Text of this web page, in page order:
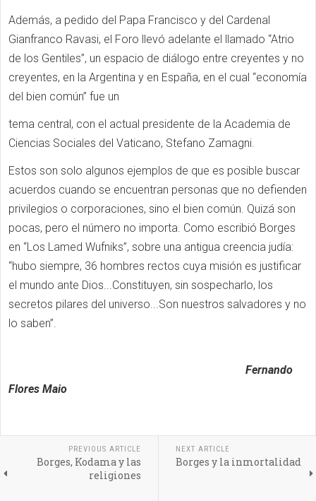
Además, a pedido del Papa Francisco y del Cardenal
Gianfranco Ravasi, el Foro llevó adelante el llamado “Atrio
de los Gentiles”, un espacio de diálogo entre creyentes y no
creyentes, en la Argentina y en España, en el cual “economía
del bien común” fue un
tema central, con el actual presidente de la Academia de
Ciencias Sociales del Vaticano, Stefano Zamagni.
Estos son solo algunos ejemplos de que es posible buscar
acuerdos cuando se encuentran personas que no defienden
privilegios o corporaciones, sino el bien común. Quizá son
pocas, pero el número no importa. Como escribió Borges
en “Los Lamed Wufniks”, sobre una antigua creencia judía:
“hubo siempre, 36 hombres rectos cuya misión es justificar
el mundo ante Dios...Constituyen, sin sospecharlo, los
secretos pilares del universo...Son nuestros salvadores y no
lo saben”.
Fernando
Flores Maio
PREVIOUS ARTICLE
Borges, Kodama y las
religiones
NEXT ARTICLE
Borges y la inmortalidad